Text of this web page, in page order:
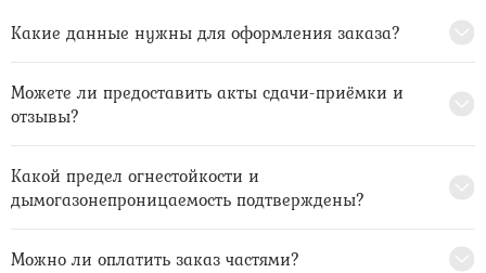
Какие данные нужны для оформления заказа?
Можете ли предоставить акты сдачи-приёмки и
отзывы?
Какой предел огнестойкости и
дымогазонепроницаемость подтверждены?
Можно ли оплатить заказ частями?